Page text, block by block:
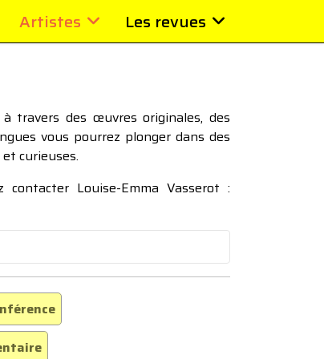
Artistes Les revues
travers des œuvres originales, des
vous pourrez plonger dans des
curieuses.
Louise-Emma Vasserot :